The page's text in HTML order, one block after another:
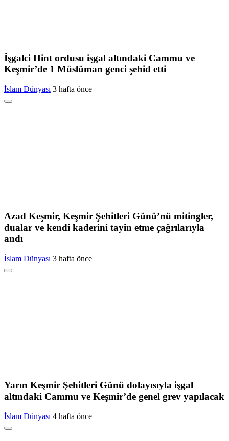
İşgalci Hint ordusu işgal altındaki Cammu ve
Keşmir’de 1 Müslüman genci şehid etti
İslam Dünyası 3 hafta önce
Azad Keşmir, Keşmir Şehitleri Günü’nü mitingler,
dualar ve kendi kaderini tayin etme çağrılarıyla
andı
İslam Dünyası 3 hafta önce
Yarın Keşmir Şehitleri Günü dolayısıyla işgal
altındaki Cammu ve Keşmir’de genel grev yapılacak
İslam Dünyası 4 hafta önce